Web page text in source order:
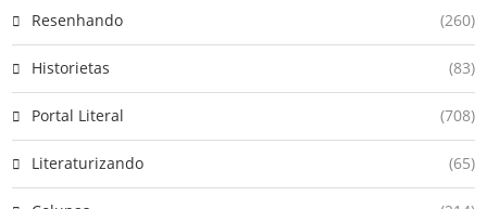
Resenhando (260)
Historietas (83)
Portal Literal (708)
Literaturizando (65)